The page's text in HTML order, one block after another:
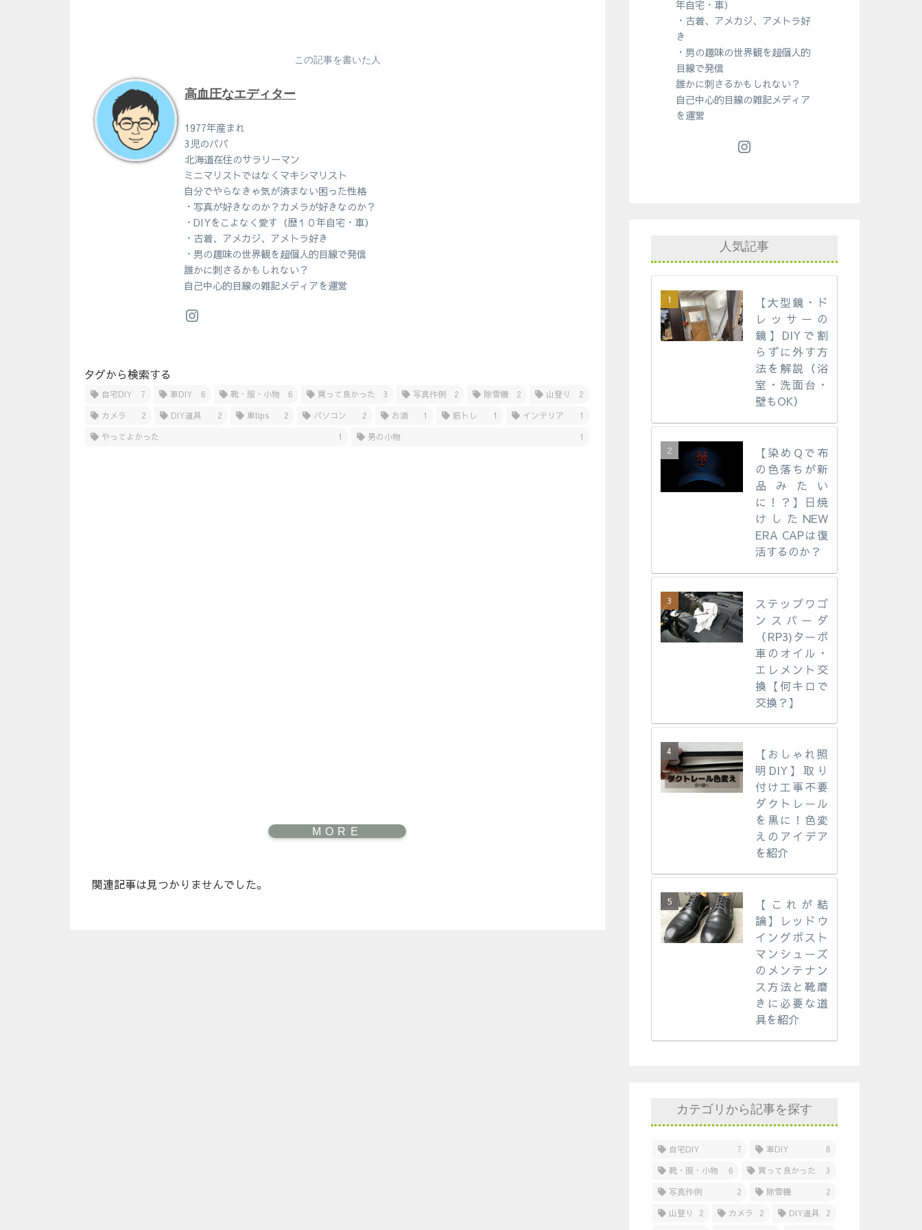
この記事を書いた人
高血圧なエディター
1977年産まれ
3児のパパ
北海道在住のサラリーマン
ミニマリストではなくマキシマリスト
自分でやらなきゃ気が済まない困った性格
・写真が好きなのか？カメラが好きなのか？
・DIYをこよなく愛す（歴１０年自宅・車）
・古着、アメカジ、アメトラ好き
・男の趣味の世界観を超個人的目線で発信
誰かに刺さるかもしれない？
自己中心的目線の雑記メディアを運営
タグから検索する
自宅DIY 7 車DIY 6 靴・服・小物 6 買って良かった 3 写真作例 2 除雪機 2 山登り
2
カメラ
2 DIY道具 2 車tips 2 パソコン 2 お酒 1 筋トレ 1 インテリア
1
やってよかった
1 男の小物 1
関連記事は見つかりませんでした。
年自宅・車）
・古着、アメカジ、アメトラ好
き
・男の趣味の世界観を超個人的
目線で発信
誰かに刺さるかもしれない？
自己中心的目線の雑記メディア
を運営
人気記事
【大型鏡・ド
レッサーの
鏡】DIYで割
らずに外す方
法を解説（浴
室・洗面台・
壁もOK）
【染めQで布
の色落ちが新
品みたい
に！？】日焼
けしたNEW
ERA CAPは復
活するのか？
ステップワゴ
ンスパーダ
（RP3)ターボ
車のオイル・
エレメント交
換【何キロで
交換？】
【おしゃれ照
明DIY】取り
付け工事不要
ダクトレール
を黒に！色変
えのアイデア
を紹介
【これが結
論】レッドウ
イングポスト
マンシューズ
のメンテナン
ス方法と靴磨
きに必要な道
具を紹介
カテゴリから記事を探す
自宅DIY 7 車DIY
6
靴・服・小物
6 買って良かった
3
写真作例
2 除雪機
2
山登り
2 カメラ 2 DIY道具
2